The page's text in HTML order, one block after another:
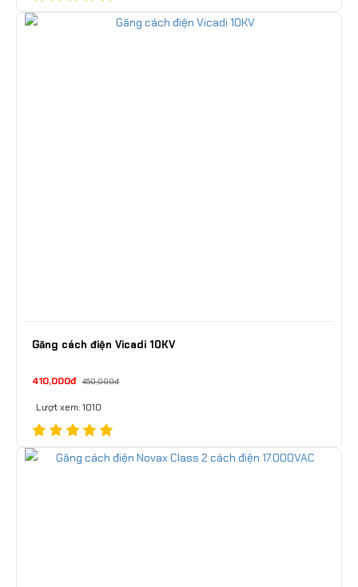
Găng cách điện Vicadi 10KV
410,000đ 450,000đ
Lượt xem: 1010